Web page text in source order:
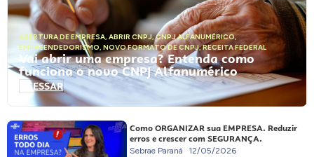
ABERTURA DE EMPRESA, ABRIR CNPJ,CNPJ ALFANUMÉRICO,
EMPREENDEDORISMO, NOVO FORMATO DE CNPJ,RECEITA FEDERAL
Vai abrir uma empresa? Entenda como
funciona o novo CNPJ Alfanumérico
ACESSAR
Como ORGANIZAR sua EMPRESA. Reduzir
erros e crescer com SEGURANÇA.
Sebrae Paraná 12/05/2026